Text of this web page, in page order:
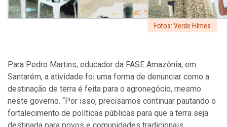
Fotos: Verde Filmes
Para Pedro Martins, educador da FASE Amazônia, em
Santarém, a atividade foi uma forma de denunciar como a
destinação de terra é feita para o agronegócio, mesmo
neste governo. “Por isso, precisamos continuar pautando o
fortalecimento de políticas públicas para que a terra seja